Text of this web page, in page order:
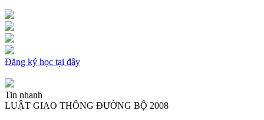
Đăng ký học tại đây
Tin nhanh
LUẬT GIAO THÔNG ĐƯỜNG BỘ 2008